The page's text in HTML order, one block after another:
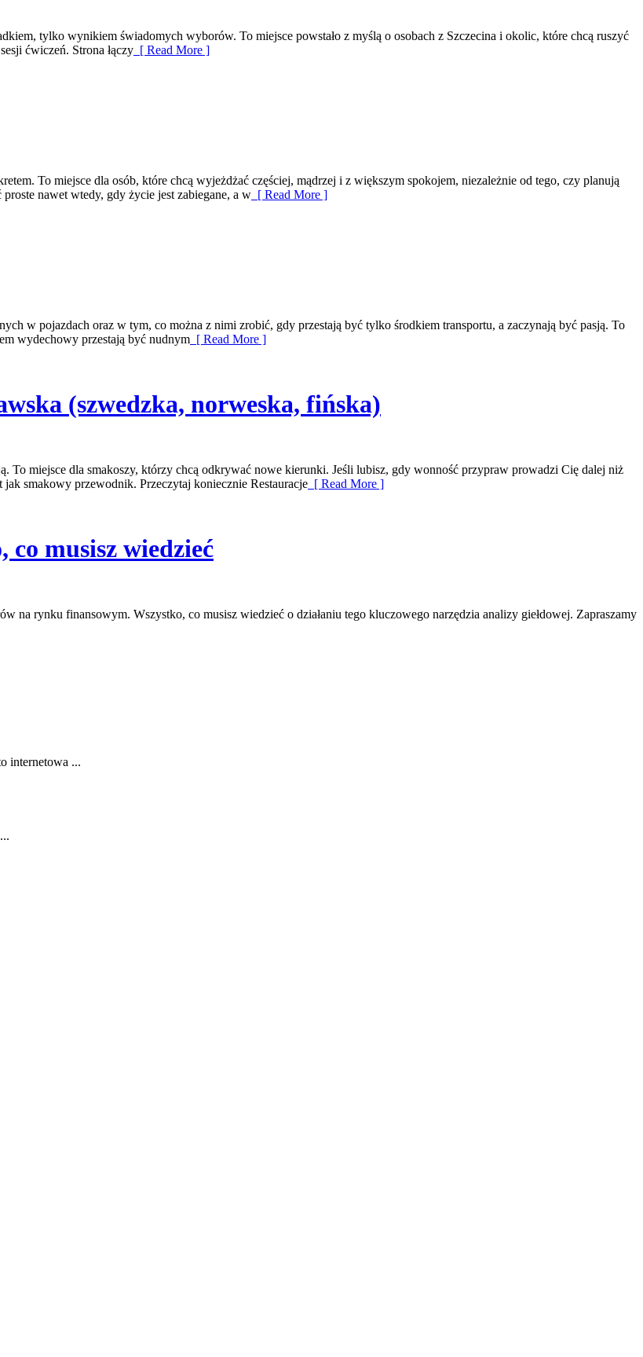
tylko wynikiem świadomych wyborów. To miejsce powstało z myślą o osobach z Szczecina i okolic, które chcą ruszyć
ćwiczeń. Strona łączy [ Read More ]
To miejsce dla osób, które chcą wyjeżdżać częściej, mądrzej i z większym spokojem, niezależnie od tego, czy planują
nawet wtedy, gdy życie jest zabiegane, a w [ Read More ]
w pojazdach oraz w tym, co można z nimi zrobić, gdy przestają być tylko środkiem transportu, a zaczynają być pasją. To
wydechowy przestają być nudnym [ Read More ]
(szwedzka, norweska, fińska)
To miejsce dla smakoszy, którzy chcą odkrywać nowe kierunki. Jeśli lubisz, gdy wonność przypraw prowadzi Cię dalej niż
smakowy przewodnik. Przeczytaj koniecznie Restauracje [ Read More ]
co musisz wiedzieć
na rynku finansowym. Wszystko, co musisz wiedzieć o działaniu tego kluczowego narzędzia analizy giełdowej. Zapraszamy
internetowa ...